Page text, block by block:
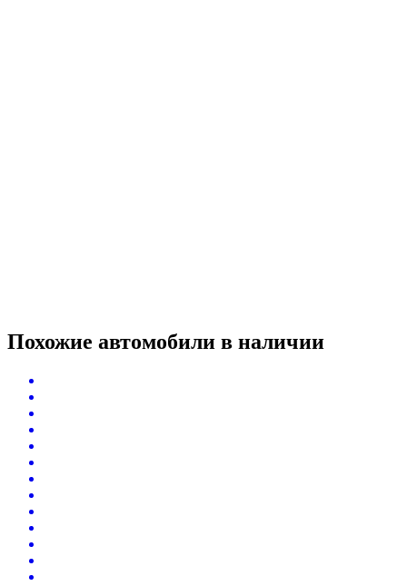
Похожие автомобили в наличии